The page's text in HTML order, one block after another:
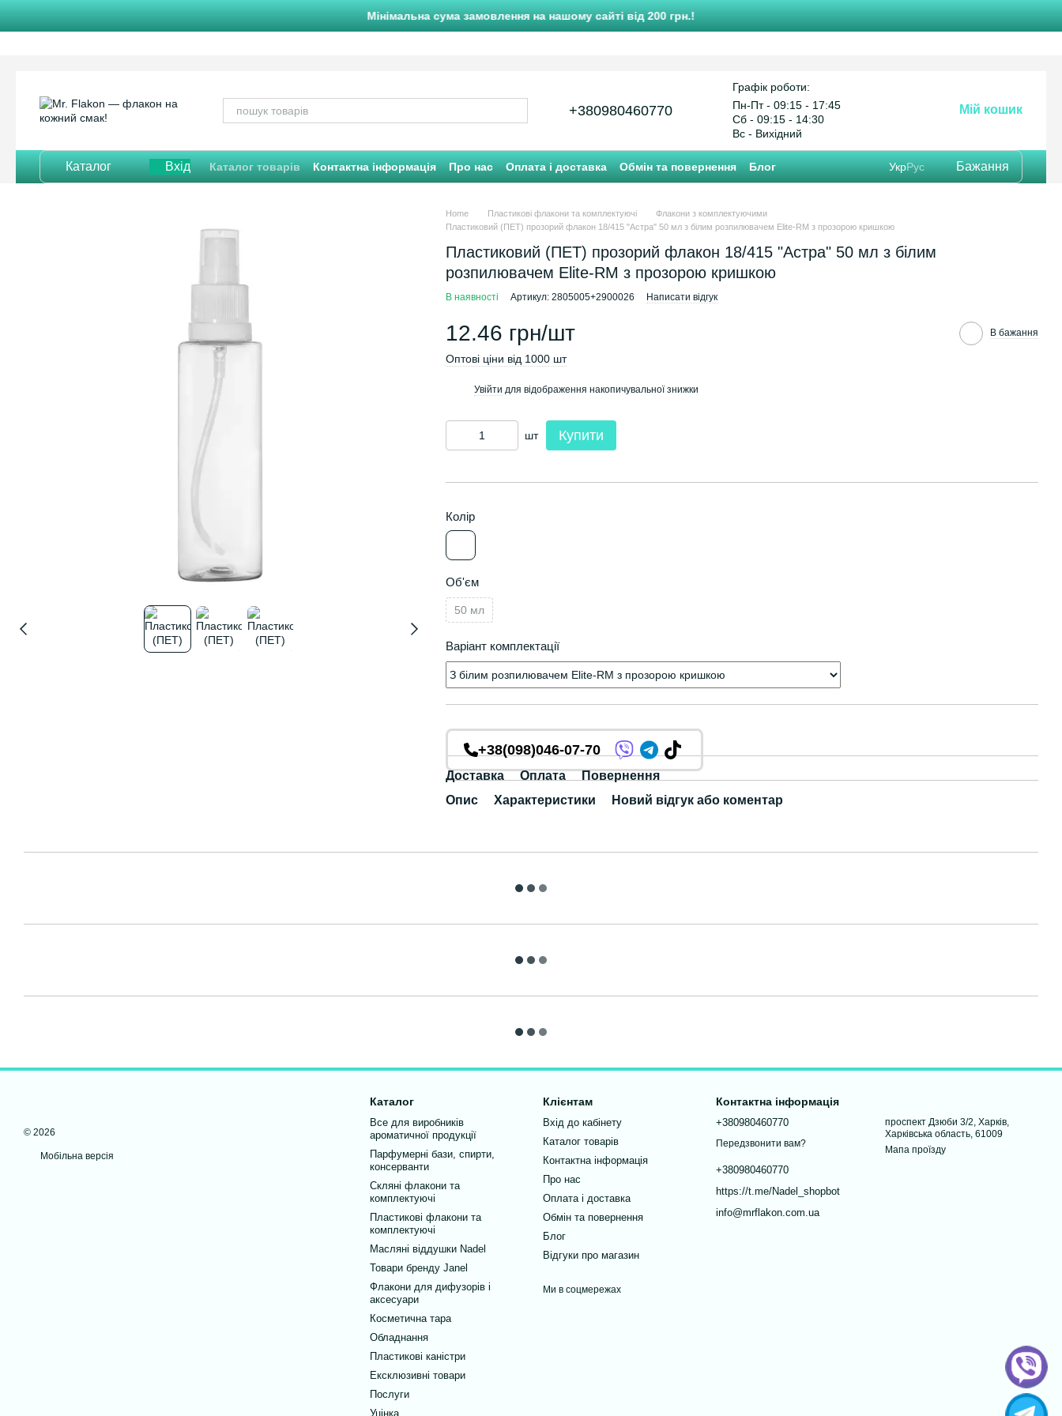
Мінімальна сума замовлення на нашому сайті від 200 грн.!
+380980460770
Графік роботи:
Пн-Пт - 09:15 - 17:45
Cб - 09:15 - 14:30
Вс - Вихідний
Мій кошик
Каталог Вхід Каталог товарів Контактна інформація Про нас Оплата і доставка Обмін та повернення
Блог
Відгуки про магазин
УкрРус Бажання
Home Пластикові флакони та комплектуючі
Флакони з комплектуючими
Пластиковий (ПET) прозорий флакон 18/415 "Астра" 50 мл з білим розпилювачем Elite-RM з прозорою кришкою
Пластиковий (ПET) прозорий флакон 18/415 "Астра" 50 мл з білим
розпилювачем Elite-RM з прозорою кришкою
В наявності Артикул: 2805005+2900026 Написати відгук
12.46 грн/шт В бажання
Оптові ціни від 1000 шт
Увійти для відображення накопичувальної знижки
шт Купити
Колір
Об'єм
50 мл
Варіант комплектації
+38(098)046-07-70
Доставка Оплата
Повернення
Опис
Характеристики Новий відгук або коментар
© 2026
Мобільна версія
Каталог
Все для виробників
ароматичної продукції
Парфумерні бази, спирти,
консерванти
Скляні флакони та
комплектуючі
Пластикові флакони та
комплектуючі
Масляні віддушки Nadel
Товари бренду Janel
Флакони для дифузорів і
аксесуари
Косметична тара
Обладнання
Пластикові каністри
Ексклюзивні товари
Послуги
Уцінка
Клієнтам
Вхід до кабінету
Каталог товарів
Контактна інформація
Про нас
Оплата і доставка
Обмін та повернення
Блог
Відгуки про магазин
Ми в соцмережах
Контактна інформація
+380980460770
Передзвонити вам?
+380980460770
https://t.me/Nadel_shopbot
info@mrflakon.com.ua
проспект Дзюби 3/2, Харків,
Харківська область, 61009
Мапа проїзду